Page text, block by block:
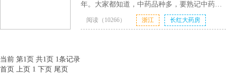
医疗技术
药房明星
资料学习
慢病管理
年。大家都知道，中药品种多，要熟记中药的
品种、功效、为顾客合理配药需要经过长时间
的学习和历练，而师父带教可以帮助新员工快
阅读（10266） 浙江 长红大药房
当前 第1页 共1页 1条记录
首页 上页 1 下页 尾页